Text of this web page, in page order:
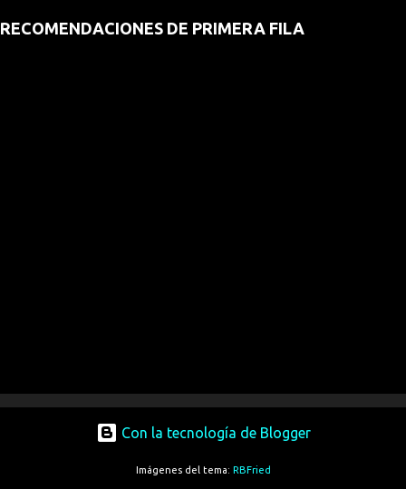
RECOMENDACIONES DE PRIMERA FILA
Con la tecnología de Blogger
Imágenes del tema: RBFried